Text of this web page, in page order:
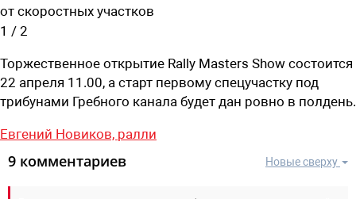
от скоростных участков
1 / 2
Торжественное открытие Rally Masters Show состоится
22 апреля 11.00, а старт первому спецучастку под
трибунами Гребного канала будет дан ровно в полдень.
Евгений Новиков, ралли
Новые сверху
9 комментариев